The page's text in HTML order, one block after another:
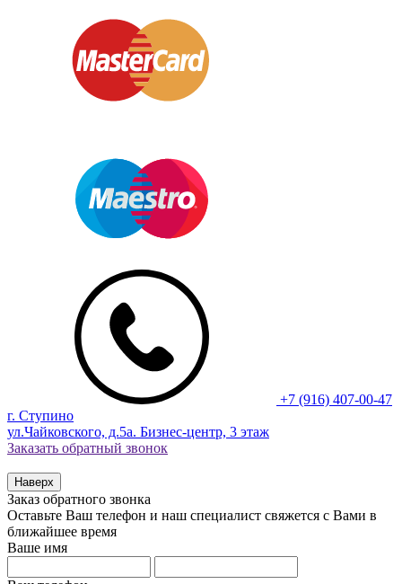
+7 (916) 407-00-47
г. Ступино
ул.Чайковского, д.5а. Бизнес-центр, 3 этаж
Заказать обратный звонок
Наверх
Заказ обратного звонка
Оставьте Ваш телефон и наш специалист свяжется с Вами в
ближайшее время
Ваше имя